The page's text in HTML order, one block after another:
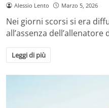
Alessio Lento Marzo 5, 2026
Nei giorni scorsi si era
all’assenza
Leggi di più